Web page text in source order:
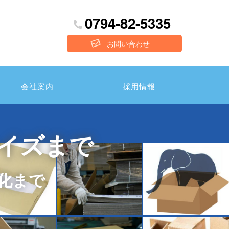
0794-82-5335
お問い合わせ
ズまで
まで
会社案内 採用情報